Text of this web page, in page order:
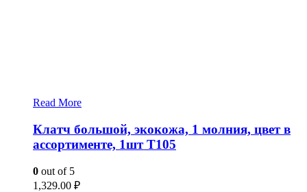
Read More
Клатч большой, экокожа, 1 молния, цвет в
ассортименте, 1шт T105
0 out of 5
1,329.00 ₽